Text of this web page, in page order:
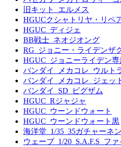
旧キット_エルメス
HGUCクシャトリヤ・リペ
HGUC_ディジェ
BB戦士_ネオジオング
RG_ジョニー・ライデンザ
HGUC_ジョニーライデン
バンダイ_メカコレ_ウルト
バンダイ_メカコレ_ジェッ
バンダイ_SD_ビグザム
HGUC_Rジャジャ
HGUC_ウーンドウォート
HGUC_ウーンドウォート黒
海洋堂_1/35_35ガチャーネ
ウェーブ_1/20_S.A.F.S_フ